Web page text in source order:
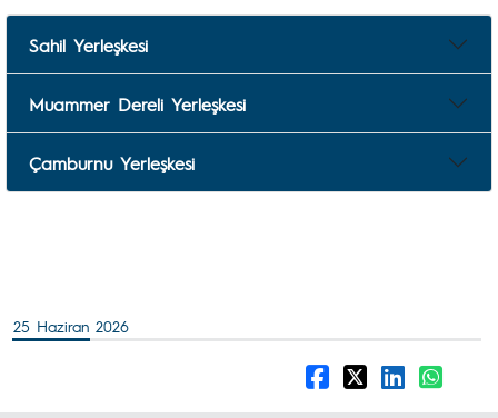
Sahil Yerleşkesi
Muammer Dereli Yerleşkesi
Çamburnu Yerleşkesi
25 Haziran 2026